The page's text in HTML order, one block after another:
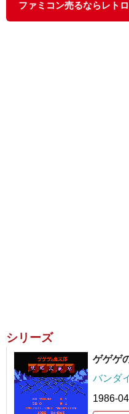
ファミコン売るならレト
シリーズ
ゲゲゲ
バンダ
1986-